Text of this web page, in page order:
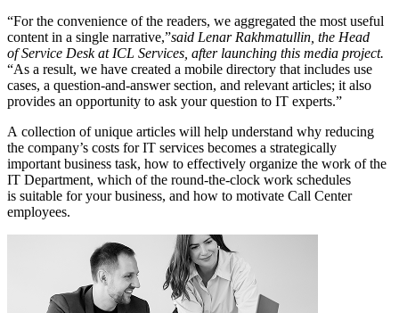
“For the convenience of the readers, we aggregated the most useful
content in a single narrative,”said Lenar Rakhmatullin, the Head
of Service Desk at ICL Services, after launching this media project.
“As a result, we have created a mobile directory that includes use
cases, a question-and-answer section, and relevant articles; it also
provides an opportunity to ask your question to IT experts.”
A collection of unique articles will help understand why reducing
the company’s costs for IT services becomes a strategically
important business task, how to effectively organize the work of the
IT Department, which of the round-the-clock work schedules
is suitable for your business, and how to motivate Call Center
employees.